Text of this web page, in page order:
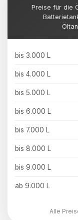
Preise für die
bis 3.000 L
bis 4.000 L
bis 5.000 L
bis 6.000 L
bis 7.000 L
bis 8.000 L
bis 9.000 L
ab 9.000 L
Alle